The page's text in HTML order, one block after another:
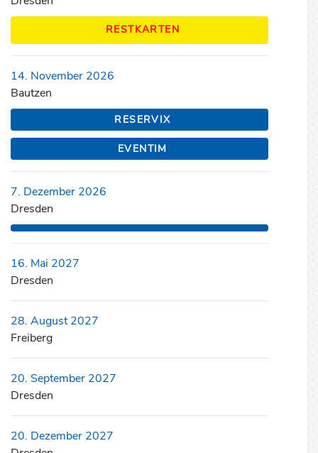
RESTKARTEN
14. November 2026
Bautzen
RESERVIX
EVENTIM
7. Dezember 2026
Dresden
16. Mai 2027
Dresden
28. August 2027
Freiberg
20. September 2027
Dresden
20. Dezember 2027